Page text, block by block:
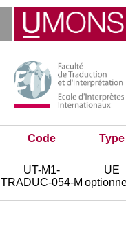
Code Type
UT-M1-
TRADUC-054-M
UE